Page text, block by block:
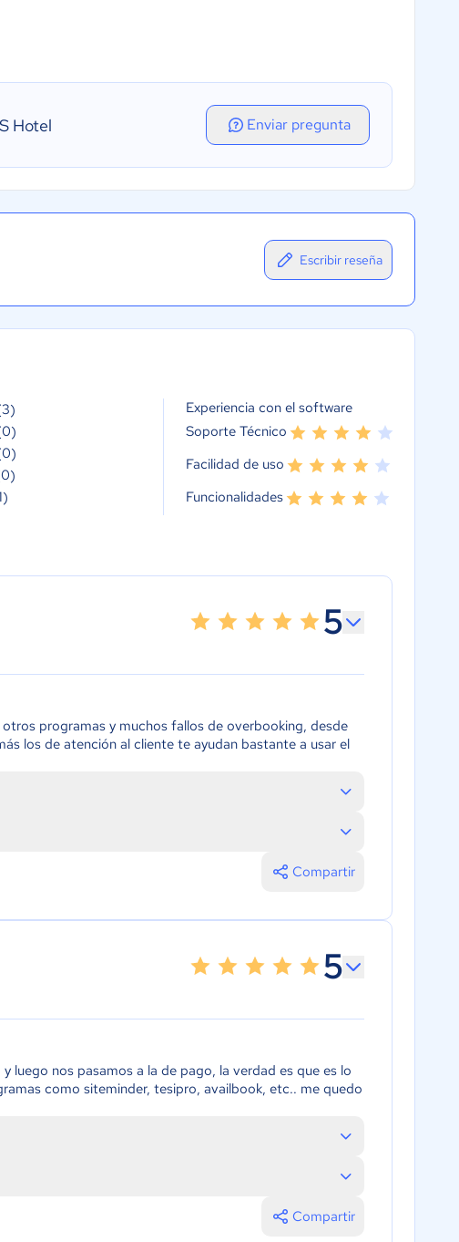
Hotel Enviar pregunta
Escribir reseña
Experiencia con el software
Soporte Técnico
Facilidad de uso
Funcionalidades
5
programas y muchos fallos de overbooking, desde
los de atención al cliente te ayudan bastante a usar el
Compartir
5
luego nos pasamos a la de pago, la verdad es que es lo
como siteminder, tesipro, availbook, etc.. me quedo
Compartir